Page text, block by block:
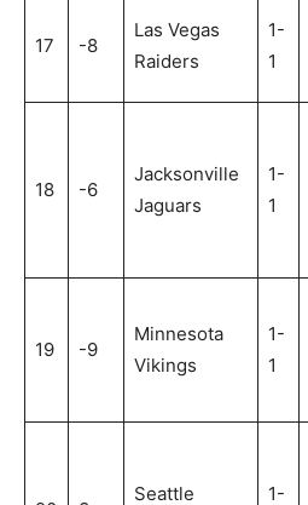
17 -8
Las Vegas
Raiders
1-
1
18 -6
Jacksonville
Jaguars
1-
1
19 -9
Minnesota
Vikings
1-
1
Seattle
1-